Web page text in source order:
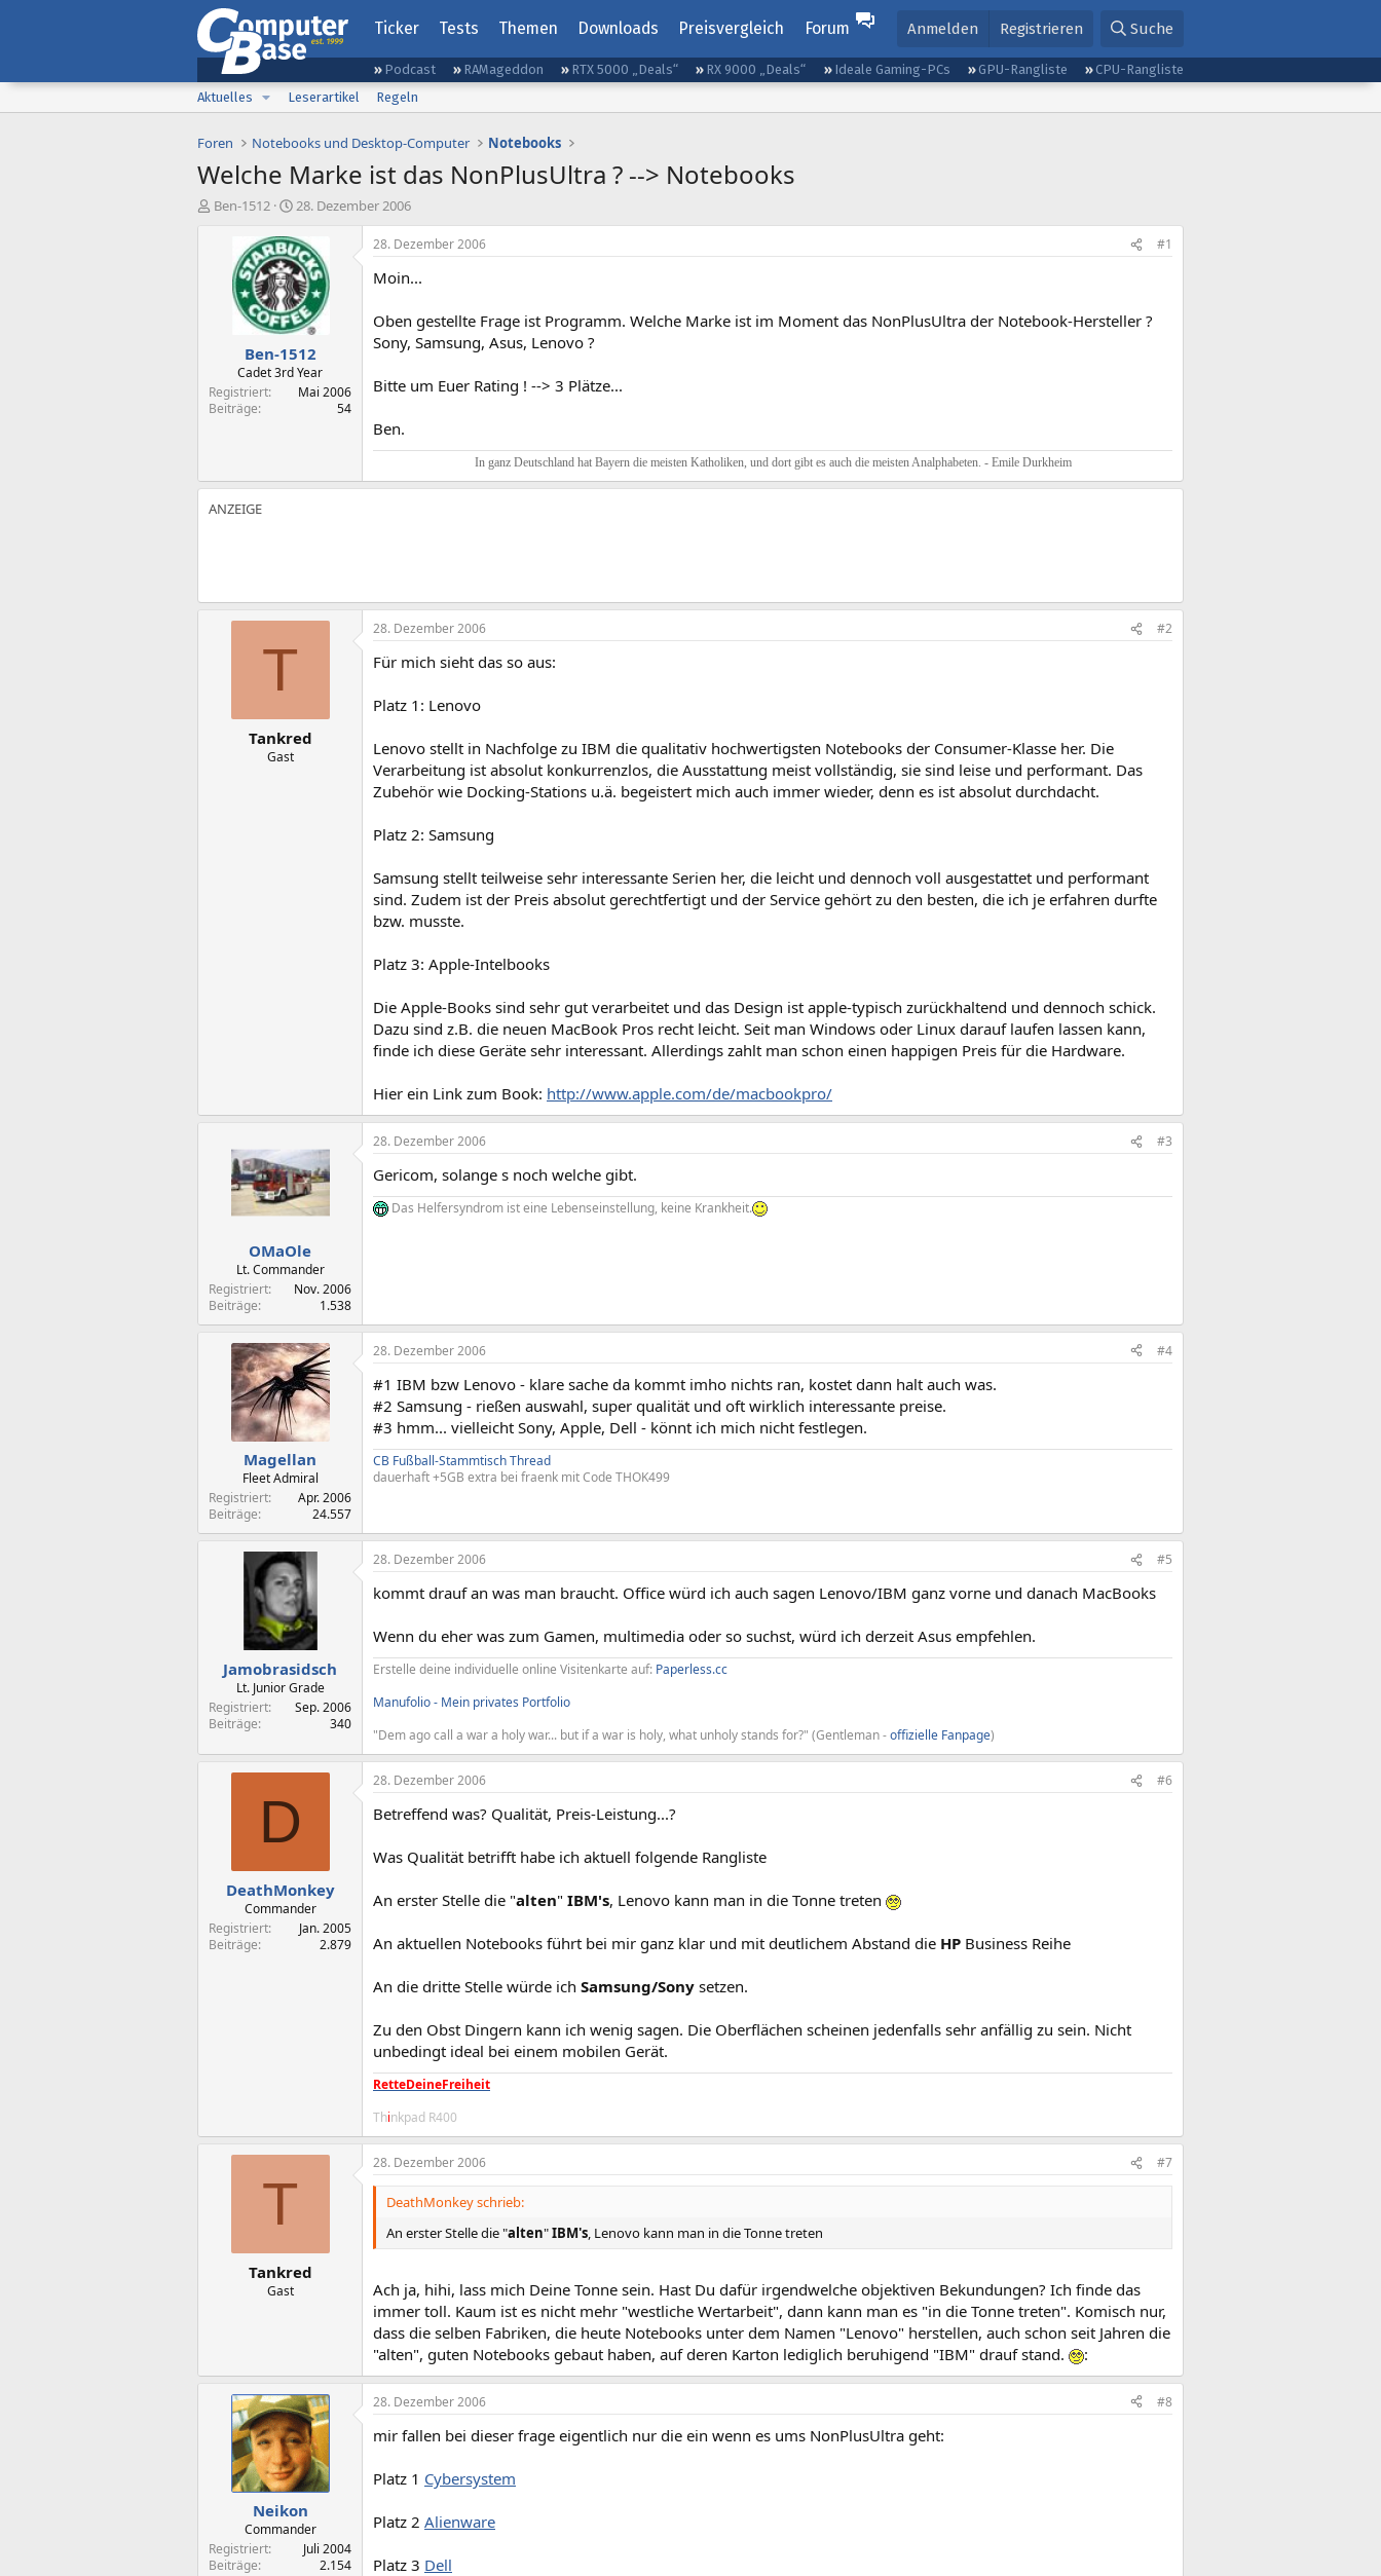
Ticker Tests Themen Downloads Preisvergleich Forum Anmelden Registrieren Suche
Podcast RAMageddon RTX 5000 „Deals“ RX 9000 „Deals“ Ideale Gaming-PCs GPU-Rangliste
CPU-Rangliste
Aktuelles
Leserartikel Regeln
Foren Notebooks und Desktop-Computer Notebooks
Welche Marke ist das NonPlusUltra ? --> Notebooks
E
Ben-1512
E
s
t
e
l
l
t
a
m
28. Dezember 2006
Ben-1512
Cadet 3rd Year
Registriert
Mai 2006
Beiträge
54
28. Dezember 2006 #1
Moin...
Oben gestellte Frage ist Programm. Welche Marke ist im Moment das NonPlusUltra der Notebook-Hersteller ?
Sony, Samsung, Asus, Lenovo ?
Bitte um Euer Rating ! --> 3 Plätze...
Ben.
In ganz Deutschland hat Bayern die meisten Katholiken, und dort gibt es auch die meisten Analphabeten. - Emile Durkheim​
T
Tankred
Gast
28. Dezember 2006 #2
Für mich sieht das so aus:
Platz 1: Lenovo
Lenovo stellt in Nachfolge zu IBM die qualitativ hochwertigsten Notebooks der Consumer-Klasse her. Die
Verarbeitung ist absolut konkurrenzlos, die Ausstattung meist vollständig, sie sind leise und performant. Das
Zubehör wie Docking-Stations u.ä. begeistert mich auch immer wieder, denn es ist absolut durchdacht.
Platz 2: Samsung
Samsung stellt teilweise sehr interessante Serien her, die leicht und dennoch voll ausgestattet und performant
sind. Zudem ist der Preis absolut gerechtfertigt und der Service gehört zu den besten, die ich je erfahren durfte
bzw. musste.
Platz 3: Apple-Intelbooks
Die Apple-Books sind sehr gut verarbeitet und das Design ist apple-typisch zurückhaltend und dennoch schick.
Dazu sind z.B. die neuen MacBook Pros recht leicht. Seit man Windows oder Linux darauf laufen lassen kann,
finde ich diese Geräte sehr interessant. Allerdings zahlt man schon einen happigen Preis für die Hardware.
Hier ein Link zum Book: http://www.apple.com/de/macbookpro/
OMaOle
Lt. Commander
Registriert
Nov. 2006
Beiträge
1.538
28. Dezember 2006 #3
Gericom, solange s noch welche gibt.
Das Helfersyndrom ist eine Lebenseinstellung, keine Krankheit.
Magellan
Fleet Admiral
Registriert
Apr. 2006
Beiträge
24.557
28. Dezember 2006 #4
#1 IBM bzw Lenovo - klare sache da kommt imho nichts ran, kostet dann halt auch was.
#2 Samsung - rießen auswahl, super qualität und oft wirklich interessante preise.
#3 hmm... vielleicht Sony, Apple, Dell - könnt ich mich nicht festlegen.
CB Fußball-Stammtisch Thread
dauerhaft +5GB extra bei fraenk mit Code THOK499
Jamobrasidsch
Lt. Junior Grade
Registriert
Sep. 2006
Beiträge
340
28. Dezember 2006 #5
kommt drauf an was man braucht. Office würd ich auch sagen Lenovo/IBM ganz vorne und danach MacBooks
Wenn du eher was zum Gamen, multimedia oder so suchst, würd ich derzeit Asus empfehlen.
Erstelle deine individuelle online Visitenkarte auf: Paperless.cc
Manufolio - Mein privates Portfolio
"Dem ago call a war a holy war... but if a war is holy, what unholy stands for?" (Gentleman -offizielle Fanpage)
D
DeathMonkey
Commander
Registriert
Jan. 2005
Beiträge
2.879
28. Dezember 2006 #6
Betreffend was? Qualität, Preis-Leistung...?
Was Qualität betrifft habe ich aktuell folgende Rangliste
An erster Stelle die "alten" IBM's, Lenovo kann man in die Tonne treten
An aktuellen Notebooks führt bei mir ganz klar und mit deutlichem Abstand die HP Business Reihe
An die dritte Stelle würde ich Samsung/Sony setzen.
Zu den Obst Dingern kann ich wenig sagen. Die Oberflächen scheinen jedenfalls sehr anfällig zu sein. Nicht
unbedingt ideal bei einem mobilen Gerät.
RetteDeineFreiheit
Thinkpad R400
T
Tankred
Gast
28. Dezember 2006 #7
DeathMonkey schrieb:
An erster Stelle die "alten"IBM's, Lenovo kann man in die Tonne treten
Ach ja, hihi, lass mich Deine Tonne sein. Hast Du dafür irgendwelche objektiven Bekundungen? Ich finde das
immer toll. Kaum ist es nicht mehr "westliche Wertarbeit", dann kann man es "in die Tonne treten". Komisch nur,
dass die selben Fabriken, die heute Notebooks unter dem Namen "Lenovo" herstellen, auch schon seit Jahren die
"alten", guten Notebooks gebaut haben, auf deren Karton lediglich beruhigend "IBM" drauf stand.
:
Neikon
Commander
Registriert
Juli 2004
Beiträge
2.154
28. Dezember 2006 #8
mir fallen bei dieser frage eigentlich nur die ein wenn es ums NonPlusUltra geht:
Platz 1 Cybersystem
Platz 2 Alienware
Platz 3 Dell